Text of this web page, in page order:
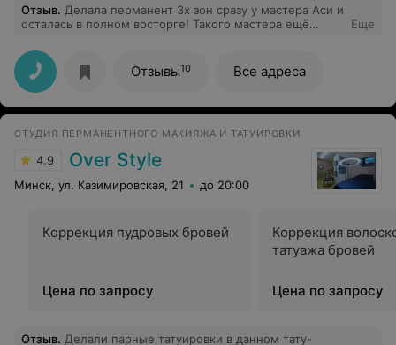
Отзыв. Делала перманент 3х зон сразу у мастера Аси и
осталась в полном восторге! Такого мастера ещё
Рекомендую! Подход, вкус, профессионализм, ну всё в
ней, какая же она умничка! А как трепетно относится к
своему делу...это что-то. Ася, я Вас ни на кого не
променяю
Еще
Отзывы10 Все адреса
СТУДИЯ ПЕРМАНЕНТНОГО МАКИЯЖА И ТАТУИРОВКИ
4.9 Over Style
Минск, ул. Казимировская, 21 до 20:00
Коррекция пудровых бровей
Цена по запросу
Коррекция
татуажа бровей
Цена по запросу
Отзыв. Делали парные татуировки в данном тату-